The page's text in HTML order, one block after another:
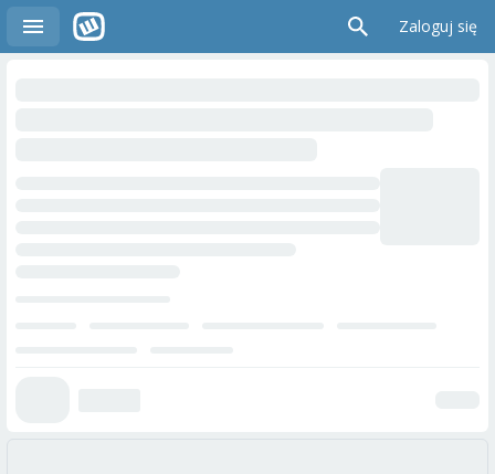
Zaloguj się